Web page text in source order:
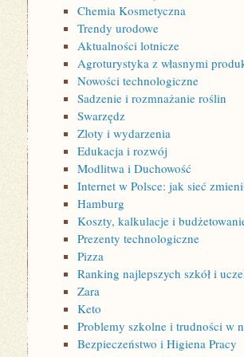
Chemia Kosmetyczna
Trendy urodowe
Aktualności lotnicze
Agroturystyka z własnymi
Nowości technologiczne
Sadzenie i rozmnażanie roślin
Swarzędz
Zloty i wydarzenia
Edukacja i rozwój
Modlitwa i Duchowość
Internet w Polsce: jak sieć
Hamburg
Koszty, kalkulacje i
Prezenty technologiczne
Pizza
Ranking najlepszych szkół i
Zara
Keto
Problemy szkolne i trudności w
Bezpieczeństwo i Higiena Pracy